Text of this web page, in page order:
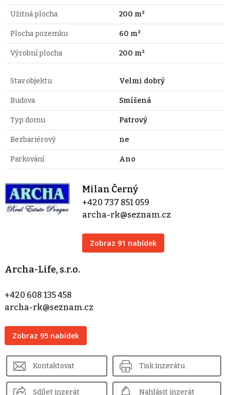
Užitná plocha 200 m²
Plocha pozemku 60 m²
Výrobní plocha 200 m²
Stav objektu Velmi dobrý
Budova Smíšená
Typ domu Patrový
Bezbariérový ne
Parkování Ano
Milan Černý
+420 737 851 059
archa-rk@seznam.cz
Zobraz 91 nabídek
Archa-Life, s.r.o.
+420 608 135 458
archa-rk@seznam.cz
Zobraz 95 nabídek
Kontaktovat Tisk inzerátu
Sdílet inzerát Nahlásit inzerát